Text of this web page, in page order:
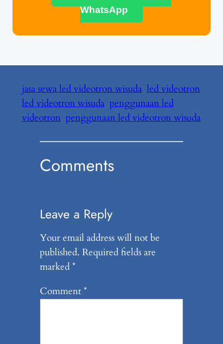
WhatsApp
jasa sewa led videotron wisuda led videotron
led videotron wisuda penggunaan led
videotron penggunaan led videotron wisuda
Comments
Leave a Reply
Your email address will not be
published. Required fields are
marked*
Comment*